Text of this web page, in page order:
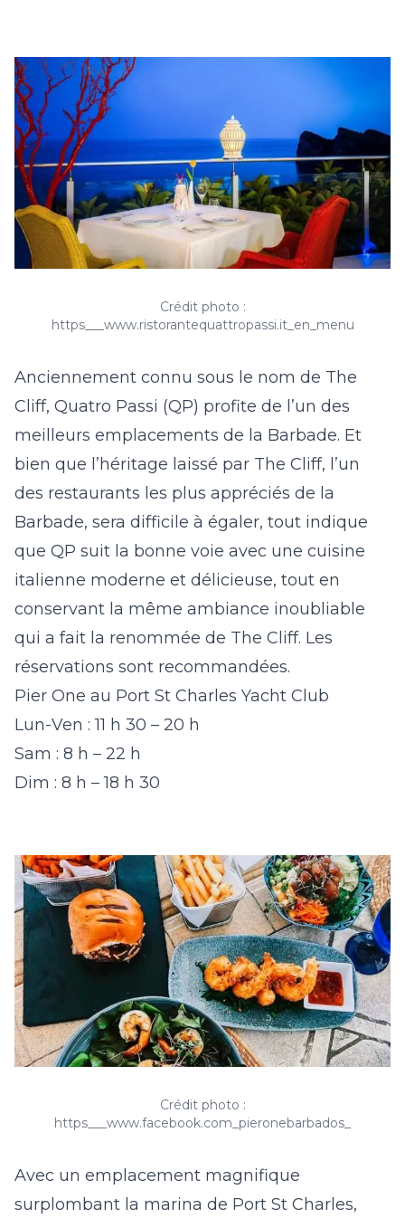
Crédit photo :
https___www.ristorantequattropassi.it_en_menu
Anciennement connu sous le nom de The
Cliff, Quatro Passi (QP) profite de l’un des
meilleurs emplacements de la Barbade. Et
bien que l’héritage laissé par The Cliff, l’un
des restaurants les plus appréciés de la
Barbade, sera difficile à égaler, tout indique
que QP suit la bonne voie avec une cuisine
italienne moderne et délicieuse, tout en
conservant la même ambiance inoubliable
qui a fait la renommée de The Cliff. Les
réservations sont recommandées.
Pier One au Port St Charles Yacht Club
Lun-Ven : 11 h 30 – 20 h
Sam : 8 h – 22 h
Dim : 8 h – 18 h 30
Crédit photo :
https___www.facebook.com_pieronebarbados_
Avec un emplacement magnifique
surplombant la marina de Port St Charles,